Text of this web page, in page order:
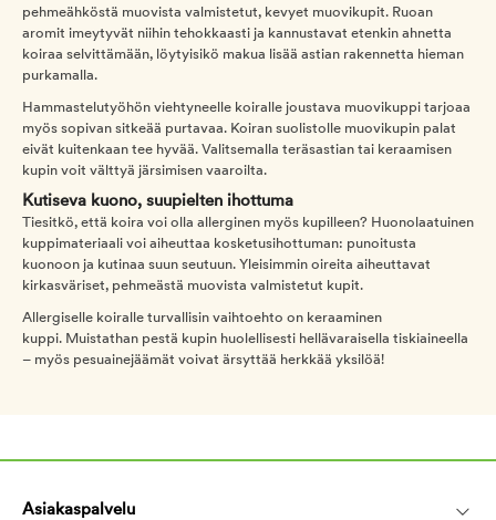
pehmeähköstä muovista valmistetut, kevyet muovikupit. Ruoan
aromit imeytyvät niihin tehokkaasti ja kannustavat etenkin ahnetta
koiraa selvittämään, löytyisikö makua lisää astian rakennetta hieman
purkamalla.
Hammastelutyöhön viehtyneelle koiralle joustava muovikuppi tarjoaa
myös sopivan sitkeää purtavaa. Koiran suolistolle muovikupin palat
eivät kuitenkaan tee hyvää. Valitsemalla teräsastian tai keraamisen
kupin voit välttyä järsimisen vaaroilta.
Kutiseva kuono, suupielten ihottuma
Tiesitkö, että koira voi olla allerginen myös kupilleen? Huonolaatuinen
kuppimateriaali voi aiheuttaa kosketusihottuman: punoitusta
kuonoon ja kutinaa suun seutuun. Yleisimmin oireita aiheuttavat
kirkasväriset, pehmeästä muovista valmistetut kupit.
Allergiselle koiralle turvallisin vaihtoehto on keraaminen
kuppi. Muistathan pestä kupin huolellisesti hellävaraisella tiskiaineella
– myös pesuainejäämät voivat ärsyttää herkkää yksilöä!
Asiakaspalvelu